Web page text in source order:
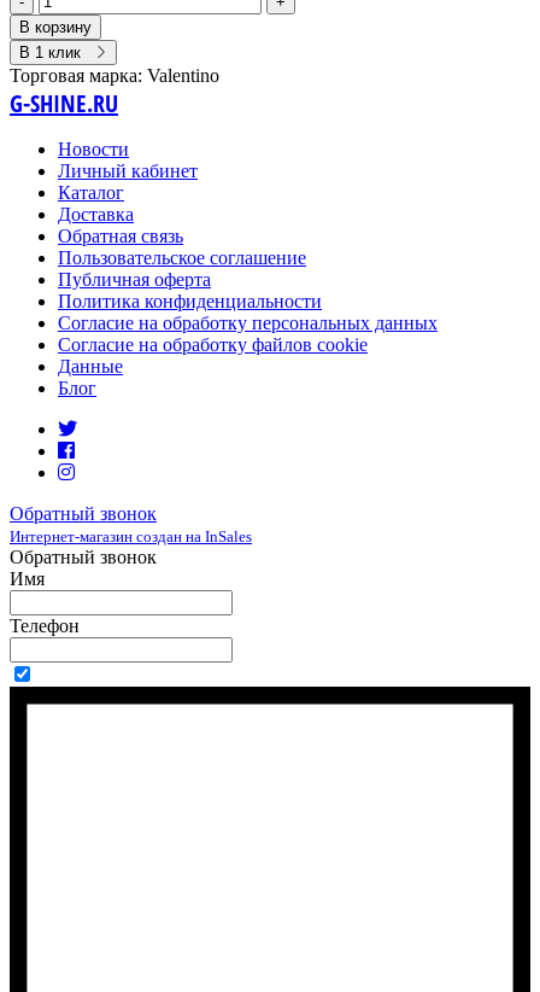
В корзину
В 1 клик
Торговая марка: Valentino
G-SHINE.RU
Новости
Личный кабинет
Каталог
Доставка
Обратная связь
Пользовательское соглашение
Публичная оферта
Политика конфиденциальности
Согласие на обработку персональных данных
Согласие на обработку файлов cookie
Данные
Блог
Обратный звонок
Интернет-магазин создан на InSales
Обратный звонок
Имя
Телефон